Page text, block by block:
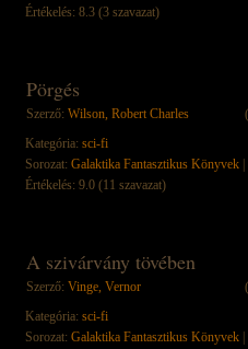
Értékelés: 8.3 (3 szavazat)
Pörgés
Szerző: Wilson, Robert Charles
Kategória: sci-fi
Sorozat: Galaktika Fantasztikus Könyvek
Értékelés: 9.0 (11 szavazat)
A szivárvány tövében
Szerző: Vinge, Vernor
Kategória: sci-fi
Sorozat: Galaktika Fantasztikus Könyvek